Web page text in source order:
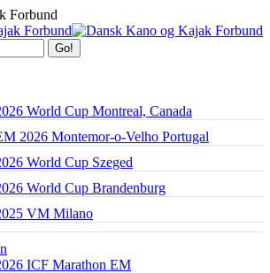
Forbund
World Cup Montreal, Canada
2026 Montemor-o-Velho Portugal
World Cup Szeged
World Cup Brandenburg
VM Milano
ICF Marathon EM